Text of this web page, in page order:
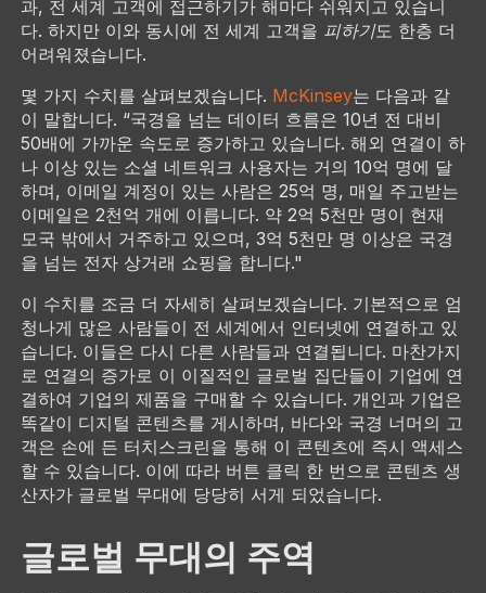
과, 전 세계 고객에 접근하기가 해마다 쉬워지고 있습니
다. 하지만 이와 동시에 전 세계 고객을 피하기도 한층 더
어려워졌습니다.
몇 가지 수치를 살펴보겠습니다. McKinsey는 다음과 같
이 말합니다. “국경을 넘는 데이터 흐름은 10년 전 대비
50배에 가까운 속도로 증가하고 있습니다. 해외 연결이 하
나 이상 있는 소셜 네트워크 사용자는 거의 10억 명에 달
하며, 이메일 계정이 있는 사람은 25억 명, 매일 주고받는
이메일은 2천억 개에 이릅니다. 약 2억 5천만 명이 현재
모국 밖에서 거주하고 있으며, 3억 5천만 명 이상은 국경
을 넘는 전자 상거래 쇼핑을 합니다."
이 수치를 조금 더 자세히 살펴보겠습니다. 기본적으로 엄
청나게 많은 사람들이 전 세계에서 인터넷에 연결하고 있
습니다. 이들은 다시 다른 사람들과 연결됩니다. 마찬가지
로 연결의 증가로 이 이질적인 글로벌 집단들이 기업에 연
결하여 기업의 제품을 구매할 수 있습니다. 개인과 기업은
똑같이 디지털 콘텐츠를 게시하며, 바다와 국경 너머의 고
객은 손에 든 터치스크린을 통해 이 콘텐츠에 즉시 액세스
할 수 있습니다. 이에 따라 버튼 클릭 한 번으로 콘텐츠 생
산자가 글로벌 무대에 당당히 서게 되었습니다.
글로벌 무대의 주역